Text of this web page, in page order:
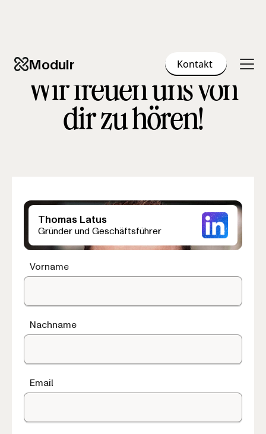
Modulr Kontakt
Wir freuen uns von
dir zu hören!
Thomas Latus
Gründer und Geschäftsführer
Vorname
Nachname
Email